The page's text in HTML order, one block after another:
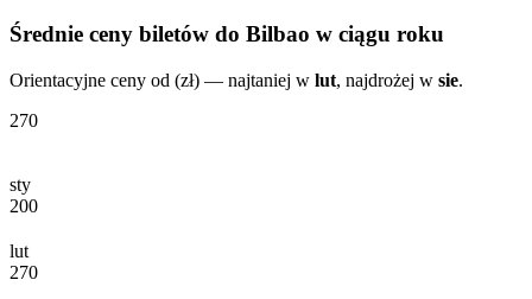
Średnie ceny biletów do Bilbao w ciągu roku
Orientacyjne ceny od (zł) — najtaniej w lut, najdrożej w sie.
270
sty
200
lut
270